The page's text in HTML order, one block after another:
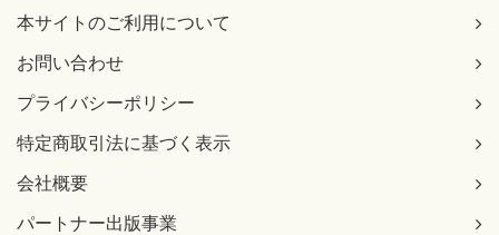
本サイトのご利用について
お問い合わせ
プライバシーポリシー
特定商取引法に基づく表示
会社概要
パートナー出版事業